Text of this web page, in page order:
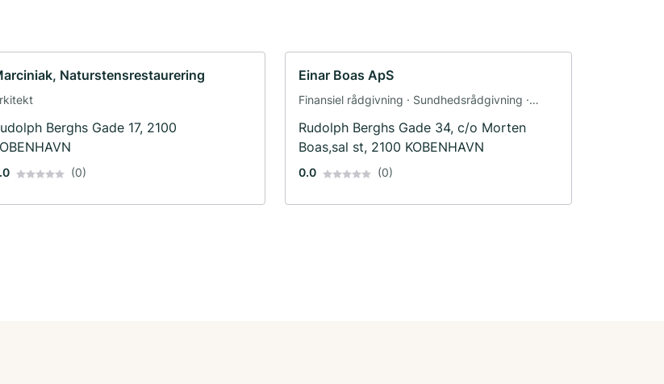
Naturstensrestaurering
Berghs Gade 17, 2100
(0)
Einar Boas ApS
Finansiel rådgivning · Sundhedsrådgivning ·
Rudolph Berghs Gade 34, c/o Morten
Boas,sal st, 2100 KOBENHAVN
0.0 (0)